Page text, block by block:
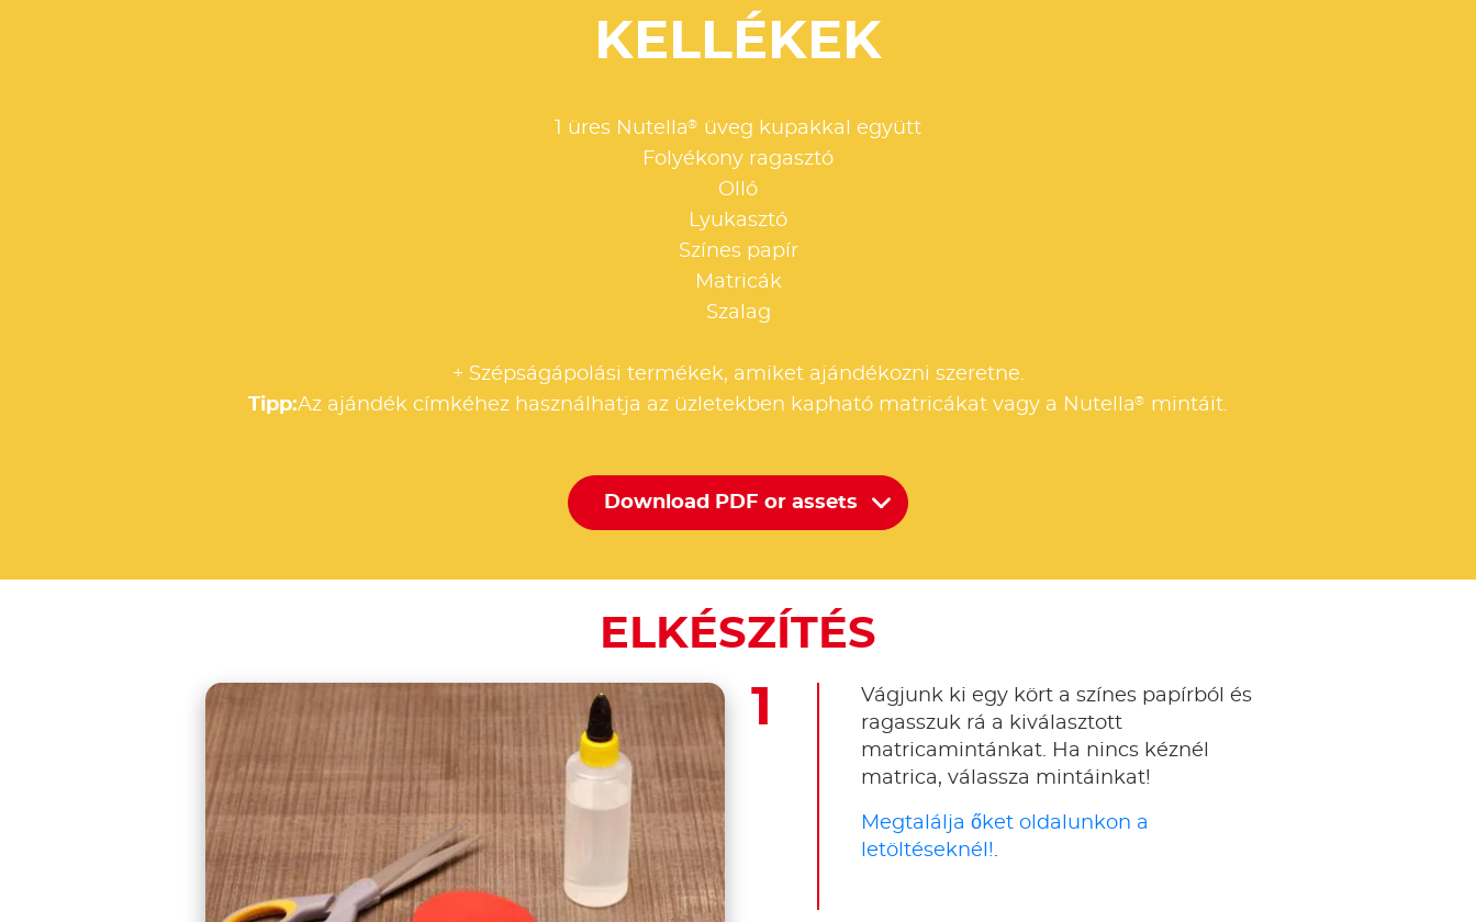
KELLÉKEK
1 üres Nutella®
üveg kupakkal együtt
Folyékony ragasztó
Olló
Lyukasztó
Színes papír
Matricák
Szalag
+ Szépságápolási termékek, amiket ajándékozni szeretne.
Tipp:Az ajándék címkéhez használhatja az üzletekben kapható matricákat vagy a Nutella® mintáit.
Download PDF or assets
ELKÉSZÍTÉS
Vágjunk ki egy kört a színes papírból és
ragasszuk rá a kiválasztott
matricamintánkat. Ha nincs kéznél
matrica, válassza mintáinkat!
Megtalálja őket oldalunkon a
letöltéseknél!.